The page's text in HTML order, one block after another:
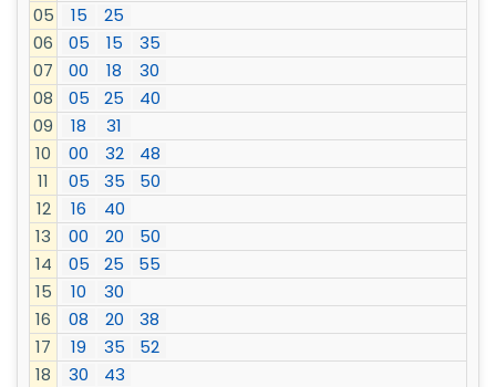
05
15
25
06
05 15
35
07
00 18
30
08
05 25
40
09
18
31
10
00 32
48
11
05 35
50
12
16
40
13
00 20
50
14
05 25
55
15
10
30
16
08 20
38
17
19 35
52
18
30
43